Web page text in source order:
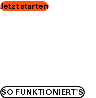
Jetzt starten
SO FUNKTIONIERT'S